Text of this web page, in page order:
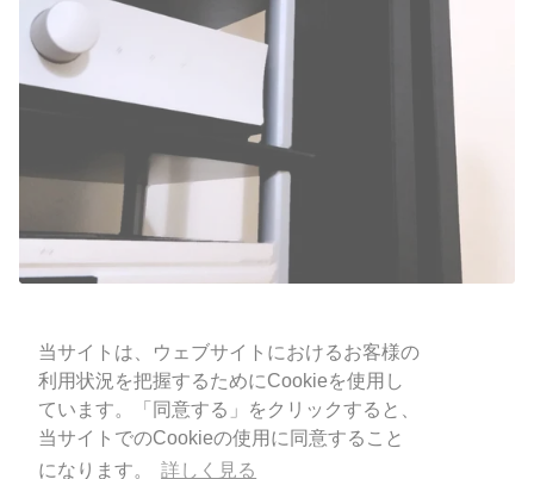
当サイトは、ウェブサイトにおけるお客様の
利用状況を把握するためにCookieを使用し
ています。「同意する」をクリックすると、
当サイトでのCookieの使用に同意すること
になります。
詳しく見る
当サイトは、ウェブサイトにおけるお客様の
利用状況を把握するためにCookieを使用し
ています。「同意する」をクリックすると、
当サイトでのCookieの使用に同意すること
になります。
詳しく見る
ONSITE, Inc.
古物商認可番号：